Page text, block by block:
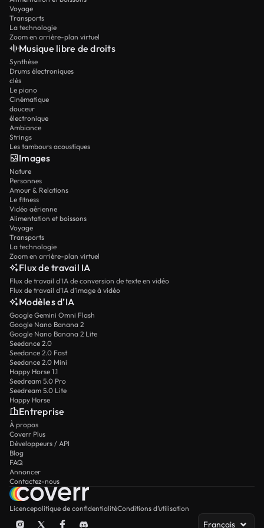
Voyage
Transports
La technologie
Zoom en arrière-plan virtuel
Musique libre de droits
Synthèse
Drums électroniques
clés
Le piano
Cinématique
douceur
électronique
Ambiance
Strings
Les tambours acoustiques
Images
Nature
Personnes
Amour & Relations
Le fitness
Vidéo aérienne
Alimentation et boissons
Voyage
Transports
La technologie
Zoom en arrière-plan virtuel
Flux de travail IA
Flux de travail d’IA de conversion de texte en vidéo
Flux de travail d’IA d’image à vidéo
Modèles d’IA
Google Gemini Omni Flash
Google Nano Banana 2
Google Nano Banana 2 Lite
Seedance 2.0
Seedance 2.0 Fast
Seedance 2.0 Mini
Happy Horse 1.1
Seedream 5.0 Pro
Seedream 5.0 Lite
Happy Horse
Entreprise
À propos
Coverr Plus
Développeurs / API
Blog
FAQ
Annoncer
Contactez-nous
Licencepolitique de confidentialitéConditions d’utilisation
Français